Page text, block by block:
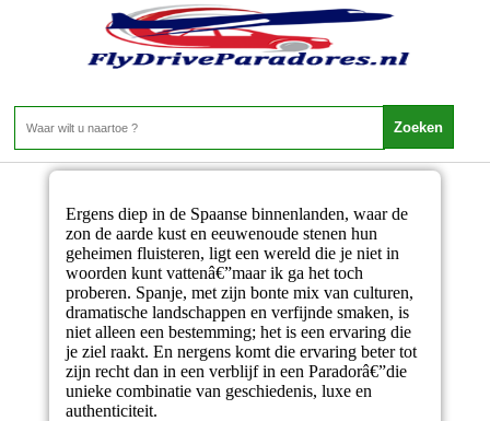
Een Luxe Rondreis vol Cultuur Avontuur en
Sprookjesachtige Uitzichten
Ergens diep in de Spaanse binnenlanden, waar de
zon de aarde kust en eeuwenoude stenen hun
geheimen fluisteren, ligt een wereld die je niet in
woorden kunt vattenâ€”maar ik ga het toch
proberen. Spanje, met zijn bonte mix van culturen,
dramatische landschappen en verfijnde smaken, is
niet alleen een bestemming; het is een ervaring die
je ziel raakt. En nergens komt die ervaring beter tot
zijn recht dan in een verblijf in een Paradorâ€”die
unieke combinatie van geschiedenis, luxe en
authenticiteit.